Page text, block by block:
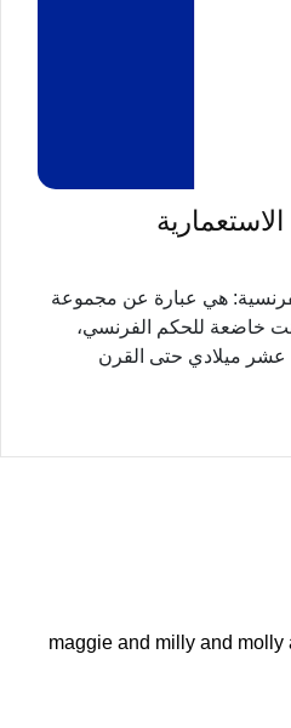
هي عبارة عن مجموعة
خاضعة للحكم الفرنسي،
عشر ميلادي حتى القرن